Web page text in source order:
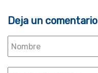
Deja un comentario